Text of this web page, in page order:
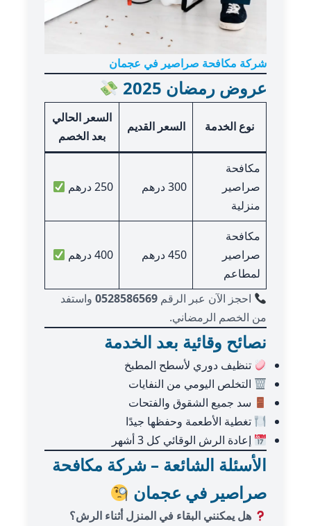
شركة مكافحة صراصير في عجمان
عروض رمضان 2025
نوع الخدمة السعر القديم
السعر الحالي
بعد الخصم
مكافحة
صراصير
منزلية
300 درهم 250 درهم
مكافحة
صراصير
لمطاعم
450 درهم 400 درهم
احجز الآن عبر الرقم0528586569 واستفد
من الخصم الرمضاني.
نصائح وقائية بعد الخدمة
تنظيف دوري لأسطح المطبخ
التخلص اليومي من النفايات
سد جميع الشقوق والفتحات
تغطية الأطعمة وحفظها جيدًا
إعادة الرش الوقائي كل 3 أشهر
الأسئلة الشائعة – شركة مكافحة
صراصير في عجمان
هل يمكنني البقاء في المنزل أثناء الرش؟